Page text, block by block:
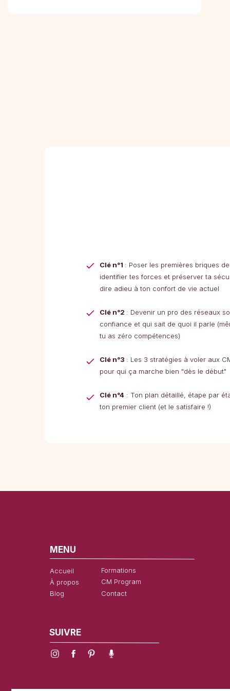
Clé n°1 : Poser les premières briques
identifier tes forces et préserver ta
dire adieu à ton confort de vie actuel
Clé n°2 : Devenir un pro des réseaux
confiance et qui sait de quoi il parle
tu as zéro compétences)
Clé n°3 : Les 3 stratégies à voler aux
pour qui ça marche bien "dès le début"
Clé n°4 : Ton plan détaillé, étape par
ton premier client (et le satisfaire !)
Formations
Accueil
Contact
Blog
SUIVRE
MENU
À propos CM Program